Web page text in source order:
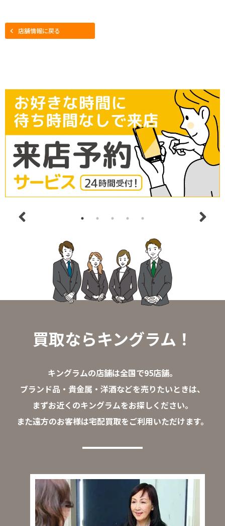
店舗情報に戻る
買取ならキングラム！
キングラムの店舗は全国で95店舗。
ブランド品・貴金属・洋酒などを売りたいときは、
まずお近くのキングラムをお探しください。
また遠方のお客様は宅配買取をご利用いただけます。